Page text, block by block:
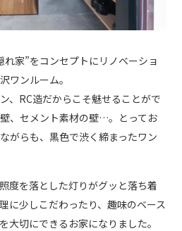
家”をコンセプトにリノベーショ
ワンルーム。
、RC造だからこそ魅せることがで
、セメント素材の壁…。とってお
がらも、黒色で渋く締まったワン
度を落とした灯りがグッと落ち着
に少しこだわったり、趣味のベース
大切にできるお家になりました。